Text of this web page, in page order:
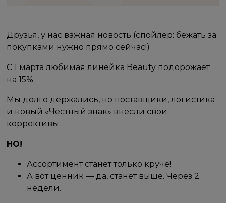
Друзья, у нас важная новость (спойлер: бежать за
покупками нужно прямо сейчас!)
С 1 марта любимая линейка Beauty подорожает
на 15%.
Мы долго держались, но поставщики, логистика
и новый «Честный знак» внесли свои
коррективы.
НО!
Ассортимент станет только круче!
А вот ценник — да, станет выше. Через 2
недели.